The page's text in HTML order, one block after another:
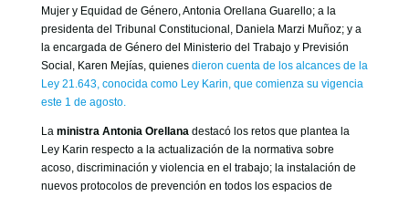
Mujer y Equidad de Género, Antonia Orellana Guarello; a la
presidenta del Tribunal Constitucional, Daniela Marzi Muñoz; y a
la encargada de Género del Ministerio del Trabajo y Previsión
Social, Karen Mejías, quienes dieron cuenta de los alcances de la
Ley 21.643, conocida como Ley Karin, que comienza su vigencia
este 1 de agosto.
La ministra Antonia Orellanadestacó los retos que plantea la
Ley Karin respecto a la actualización de la normativa sobre
acoso, discriminación y violencia en el trabajo; la instalación de
nuevos protocolos de prevención en todos los espacios de